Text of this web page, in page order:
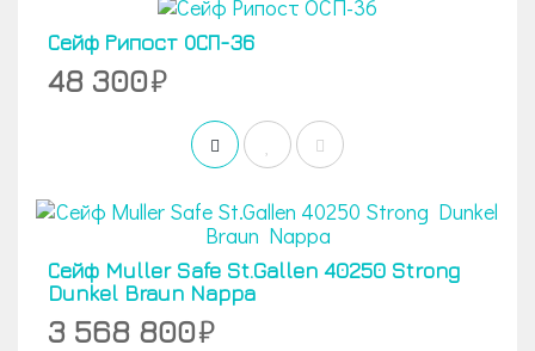
Сейф Рипост ОСП-36
48 300
Сейф Muller Safe St.Gallen 40250 Strong
Dunkel Braun Nappa
3 568 800